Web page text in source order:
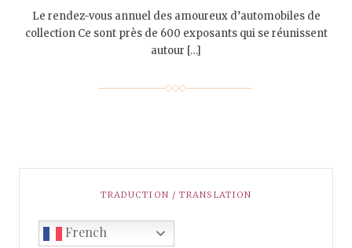
Le rendez-vous annuel des amoureux d’automobiles de
collection Ce sont près de 600 exposants qui se réunissent
autour […]
TRADUCTION / TRANSLATION
French